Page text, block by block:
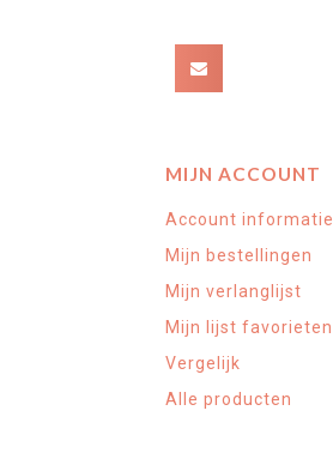
MIJN ACCOUNT
Account informatie
Mijn bestellingen
Mijn verlanglijst
Mijn lijst favorieten
Vergelijk
Alle producten